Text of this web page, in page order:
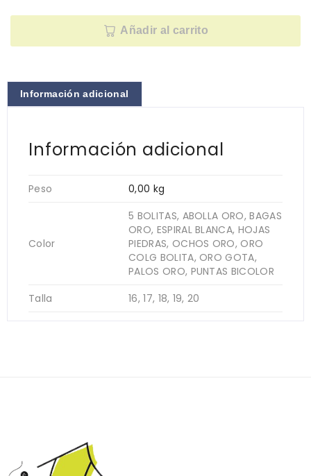
Añadir al carrito
Información adicional
Información adicional
Peso 0,00 kg
Color
5 BOLITAS, ABOLLA ORO, BAGAS
ORO, ESPIRAL BLANCA, HOJAS
PIEDRAS, OCHOS ORO, ORO
COLG BOLITA, ORO GOTA,
PALOS ORO, PUNTAS BICOLOR
Talla
16, 17, 18, 19, 20